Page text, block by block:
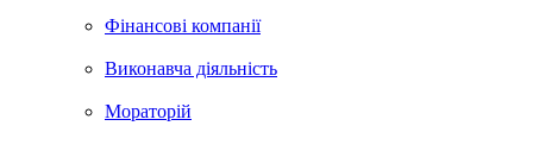
Фінансові компанії
Виконавча діяльність
Мораторій